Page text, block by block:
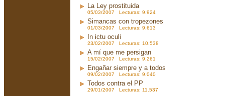
La Ley prostituida
05/03/2007 Lecturas: 9.924
Simancas con tropezones
01/03/2007 Lecturas: 9.613
In ictu oculi
23/02/2007 Lecturas: 10.538
A mí que me persigan
15/02/2007 Lecturas: 9.261
Engañar siempre y a todos
09/02/2007 Lecturas: 9.040
Todos contra el PP
29/01/2007 Lecturas: 11.537